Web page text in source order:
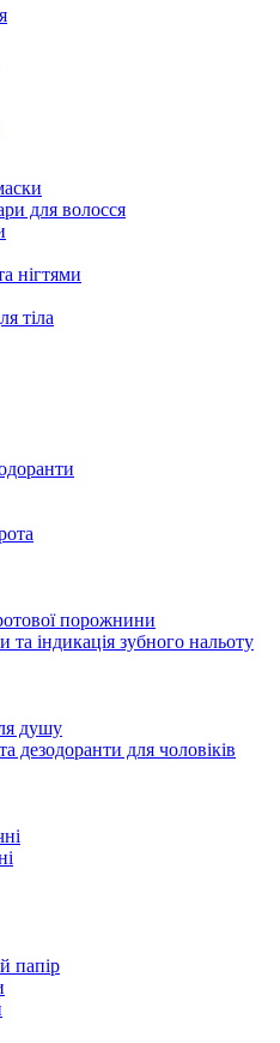
для волосся
нігтями
тіла
порожнини
та індикація зубного нальоту
душу
дезодоранти для чоловіків
папір